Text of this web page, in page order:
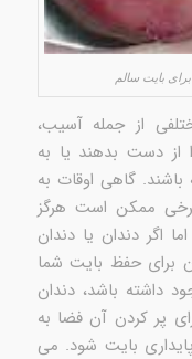
بایت سالم
از جمله آسیب،
از دست بدهند یا به
باشند. گاهی اوقات به
ممکن است هرگز
اگر دندان یا دندان
برای حفظ بایت شما
داشته باشد، دندان
پر کردن آن فضا به
بایت شود. می